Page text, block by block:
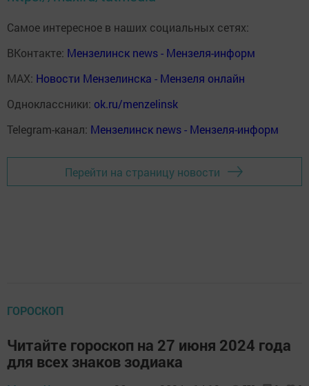
Самое интересное в наших социальных сетях:
ВКонтакте: Мензелинск news - Мензеля-информ
MAX: Новости Мензелинска - Мензеля онлайн
Одноклассники: ok.ru/menzelinsk
Telegram-канал: Мензелинск news - Мензеля-информ
Перейти на страницу новости
ГОРОСКОП
Читайте гороскоп на 27 июня 2024 года
для всех знаков зодиака